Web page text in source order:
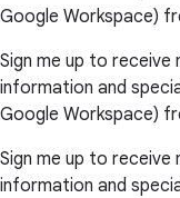
Google Workspace)
Sign me up to
information and
Google Workspace)
Sign me up to
information and